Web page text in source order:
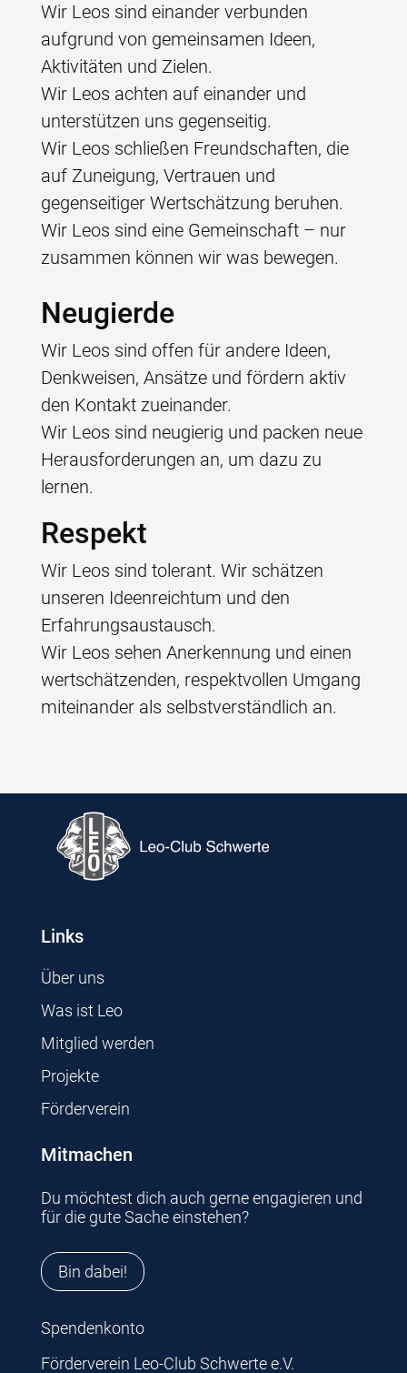
Wir Leos sind einander verbunden
aufgrund von gemeinsamen Ideen,
Aktivitäten und Zielen.
Wir Leos achten auf einander und
unterstützen uns gegenseitig.
Wir Leos schließen Freundschaften, die
auf Zuneigung, Vertrauen und
gegenseitiger Wertschätzung beruhen.
Wir Leos sind eine Gemeinschaft – nur
zusammen können wir was bewegen.
Neugierde
Wir Leos sind offen für andere Ideen,
Denkweisen, Ansätze und fördern aktiv
den Kontakt zueinander.
Wir Leos sind neugierig und packen neue
Herausforderungen an, um dazu zu
lernen.
Respekt
Wir Leos sind tolerant. Wir schätzen
unseren Ideenreichtum und den
Erfahrungsaustausch.
Wir Leos sehen Anerkennung und einen
wertschätzenden, respektvollen Umgang
miteinander als selbstverständlich an.
Links
Über uns
Was ist Leo
Mitglied werden
Projekte
Förderverein
Mitmachen
Du möchtest dich auch gerne engagieren und
für die gute Sache einstehen?
Bin dabei!
Spendenkonto
Förderverein Leo-Club Schwerte e.V.